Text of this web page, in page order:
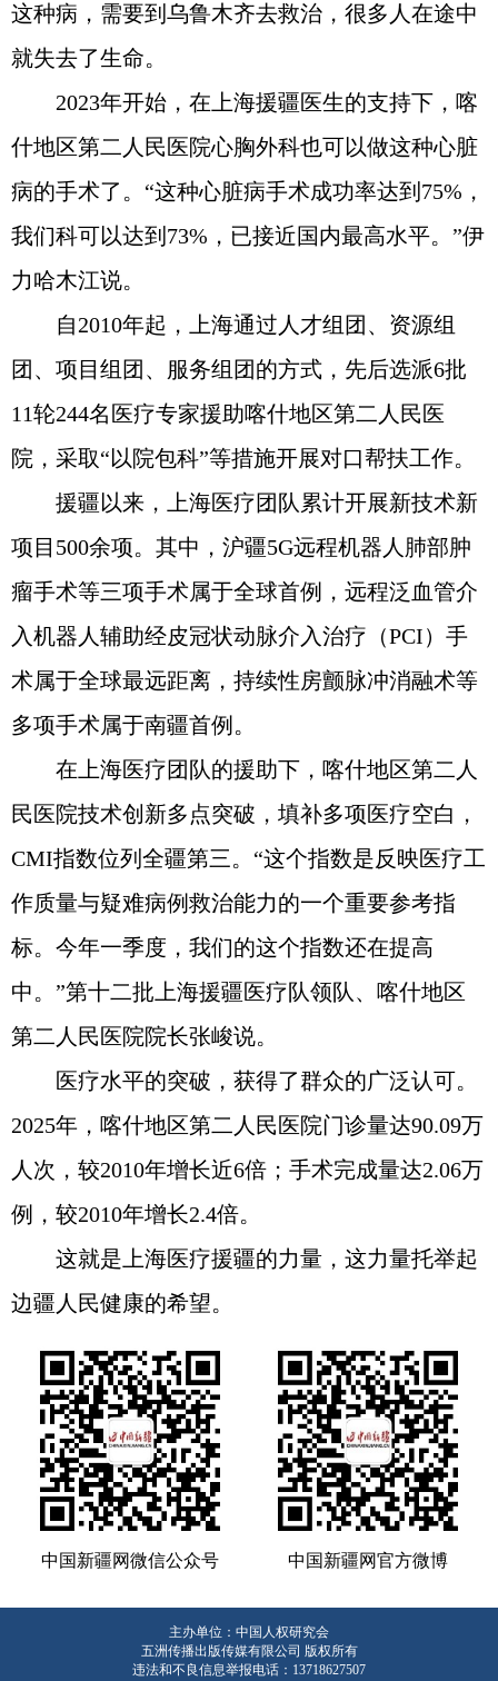
这种病，需要到乌鲁木齐去救治，很多人在途中
就失去了生命。
2023年开始，在上海援疆医生的支持下，喀
什地区第二人民医院心胸外科也可以做这种心脏
病的手术了。“这种心脏病手术成功率达到75%，
我们科可以达到73%，已接近国内最高水平。”伊
力哈木江说。
自2010年起，上海通过人才组团、资源组
团、项目组团、服务组团的方式，先后选派6批
11轮244名医疗专家援助喀什地区第二人民医
院，采取“以院包科”等措施开展对口帮扶工作。
援疆以来，上海医疗团队累计开展新技术新
项目500余项。其中，沪疆5G远程机器人肺部肿
瘤手术等三项手术属于全球首例，远程泛血管介
入机器人辅助经皮冠状动脉介入治疗（PCI）手
术属于全球最远距离，持续性房颤脉冲消融术等
多项手术属于南疆首例。
在上海医疗团队的援助下，喀什地区第二人
民医院技术创新多点突破，填补多项医疗空白，
CMI指数位列全疆第三。“这个指数是反映医疗工
作质量与疑难病例救治能力的一个重要参考指
标。今年一季度，我们的这个指数还在提高
中。”第十二批上海援疆医疗队领队、喀什地区
第二人民医院院长张峻说。
医疗水平的突破，获得了群众的广泛认可。
2025年，喀什地区第二人民医院门诊量达90.09万
人次，较2010年增长近6倍；手术完成量达2.06万
例，较2010年增长2.4倍。
这就是上海医疗援疆的力量，这力量托举起
边疆人民健康的希望。
中国新疆网微信公众号 中国新疆网官方微博
主办单位：中国人权研究会
五洲传播出版传媒有限公司 版权所有
违法和不良信息举报电话：13718627507